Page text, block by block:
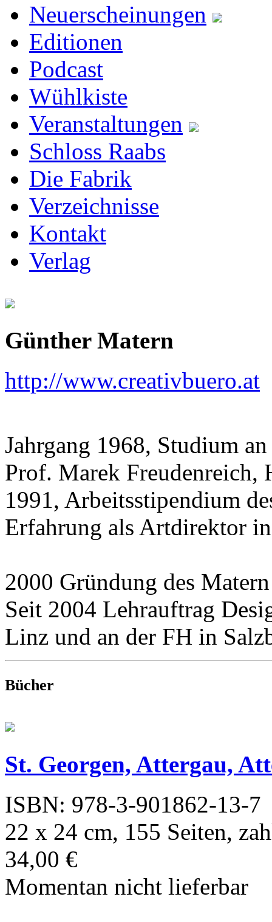
Neuerscheinungen
Editionen
Podcast
Wühlkiste
Veranstaltungen
Schloss Raabs
Die Fabrik
Verzeichnisse
Kontakt
Verlag
Günther Matern
http://www.creativbuero.at
Jahrgang 1968, Studium
Prof. Marek Freudenreich,
1991, Arbeitsstipendium
Erfahrung als Artdirektor
2000 Gründung des
Seit 2004 Lehrauftrag
Linz und an der FH in
Bücher
St. Georgen, Attergau,
ISBN: 978-3-901862-13-7
22 x 24 cm, 155 Seiten,
34,00 €
Momentan nicht lieferbar